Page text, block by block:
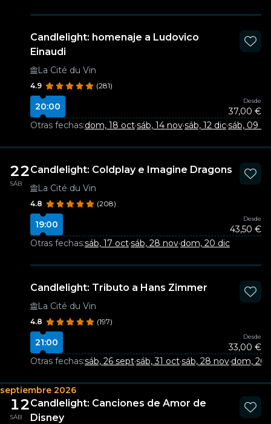
Candlelight: homenaje a Ludovico
Einaudi
La Cité du Vin
4.9 (281)
20:00
Desde
37,00 €
Otras fechas:dom, 18 oct·sáb, 14 nov·sáb, 12 dic·sáb, 09
22
SÁB
Candlelight: Coldplay e Imagine Dragons
La Cité du Vin
4.8 (208)
19:00
Desde
43,50 €
Otras fechas:sáb, 17 oct·sáb, 28 nov·dom, 20 dic
Candlelight: Tributo a Hans Zimmer
La Cité du Vin
4.8 (197)
21:00
Desde
33,00 €
Otras fechas:sáb, 26 sept·sáb, 31 oct·sáb, 28 nov·dom, 20
septiembre 2026
12
SÁB
Candlelight: Canciones de Amor de
Disney